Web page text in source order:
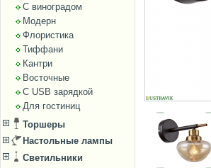
С виноградом
Модерн
Флористика
Тиффани
Кантри
Восточные
С USB зарядкой
Для гостиниц
Торшеры
Настольные лампы
Светильники